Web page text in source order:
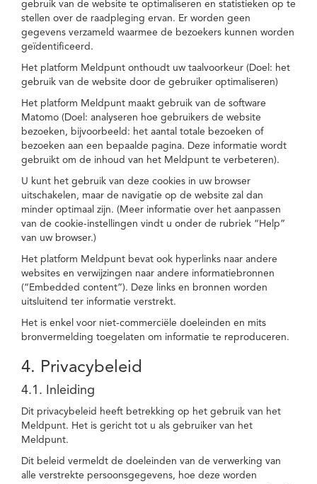
gebruik van de website te optimaliseren en statistieken op te
stellen over de raadpleging ervan. Er worden geen
gegevens verzameld waarmee de bezoekers kunnen worden
geïdentificeerd.
Het platform Meldpunt onthoudt uw taalvoorkeur (Doel: het
gebruik van de website door de gebruiker optimaliseren)
Het platform Meldpunt maakt gebruik van de software
Matomo (Doel: analyseren hoe gebruikers de website
bezoeken, bijvoorbeeld: het aantal totale bezoeken of
bezoeken aan een bepaalde pagina. Deze informatie wordt
gebruikt om de inhoud van het Meldpunt te verbeteren).
U kunt het gebruik van deze cookies in uw browser
uitschakelen, maar de navigatie op de website zal dan
minder optimaal zijn. (Meer informatie over het aanpassen
van de cookie-instellingen vindt u onder de rubriek “Help”
van uw browser.)
Het platform Meldpunt bevat ook hyperlinks naar andere
websites en verwijzingen naar andere informatiebronnen
(“Embedded content”). Deze links en bronnen worden
uitsluitend ter informatie verstrekt.
Het is enkel voor niet-commerciële doeleinden en mits
bronvermelding toegelaten om informatie te reproduceren.
4. Privacybeleid
4.1. Inleiding
Dit privacybeleid heeft betrekking op het gebruik van het
Meldpunt. Het is gericht tot u als gebruiker van het
Meldpunt.
Dit beleid vermeldt de doeleinden van de verwerking van
alle verstrekte persoonsgegevens, hoe deze worden